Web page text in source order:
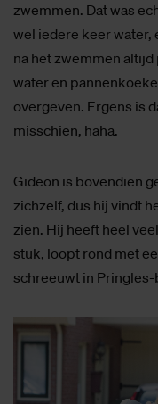
zwemmen. Dat was
wel iedere keer water,
na het zwemmen
water en
overgeven. Ergens is
misschien, haha.
Gideon is bovendien
zichzelf, dus hij vindt
zien. Hij heeft heel
stuk, loopt rond met
schreeuwt in